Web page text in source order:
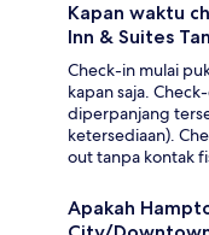
Kapan waktu
Inn & Suites
Check-in mulai
kapan saja.
diperpanjang
ketersediaan).
out tanpa kontak
Apakah